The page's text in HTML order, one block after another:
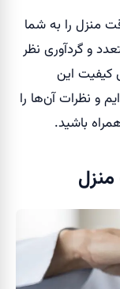
منزل را به شما
و گردآوری نظر
کیفیت این
و نظرات آن‌ها را
باشید.